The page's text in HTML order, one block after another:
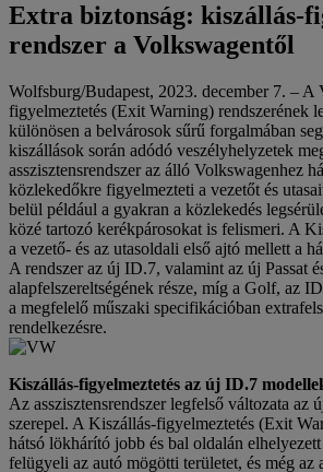
Extra biztonság: kiszállás-
rendszer a Volkswagentől
Wolfsburg/Budapest, 2023. december 7. – A
figyelmeztetés (Exit Warning) rendszerének
különösen a belvárosok sűrű forgalmában
kiszállások során adódó veszélyhelyzetek
asszisztensrendszer az álló Volkswagenhez
közlekedőkre figyelmezteti a vezetőt és
belül például a gyakran a közlekedés
közé tartozó kerékpárosokat is felismeri. A
a vezető- és az utasoldali első ajtó mellett a
A rendszer az új ID.7, valamint az új Passat
alapfelszereltségének része, míg a Golf, az
a megfelelő műszaki specifikációban
rendelkezésre.
Kiszállás-figyelmeztetés az új ID.7
Az asszisztensrendszer legfelső változata az
szerepel. A Kiszállás-figyelmeztetés (Exit
hátsó lökhárító jobb és bal oldalán
felügyeli az autó mögötti területet, és még az